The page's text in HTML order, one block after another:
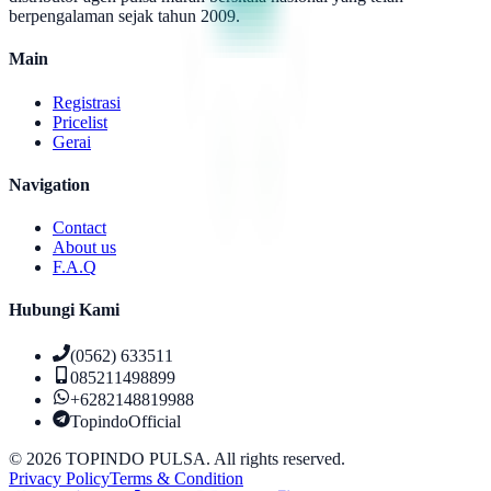
berpengalaman sejak tahun 2009.
Main
Registrasi
Pricelist
Gerai
Navigation
Contact
About us
F.A.Q
Hubungi Kami
(0562) 633511
085211498899
+6282148819988
TopindoOfficial
© 2026 TOPINDO PULSA. All rights reserved.
Privacy PolicyTerms & Condition